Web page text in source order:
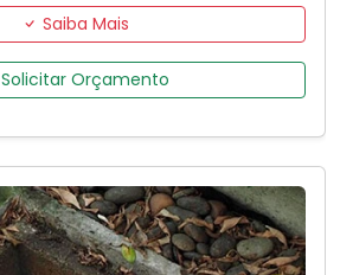
Saiba Mais
Solicitar Orçamento